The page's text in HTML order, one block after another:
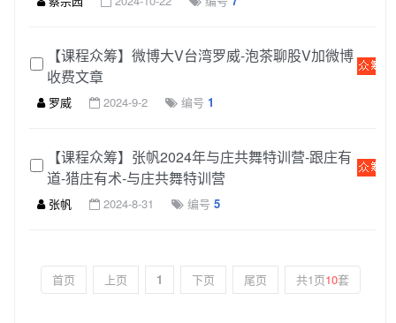
【课程众筹】微博大V台湾罗威-泡茶聊股V加微博
收费文章
罗威 2024-9-2 编号 1
【课程众筹】张帆2024年与庄共舞特训营-跟庄有
道-猎庄有术-与庄共舞特训营
张帆 2024-8-31 编号 5
首页 上页 1 下页 尾页 共1页10套